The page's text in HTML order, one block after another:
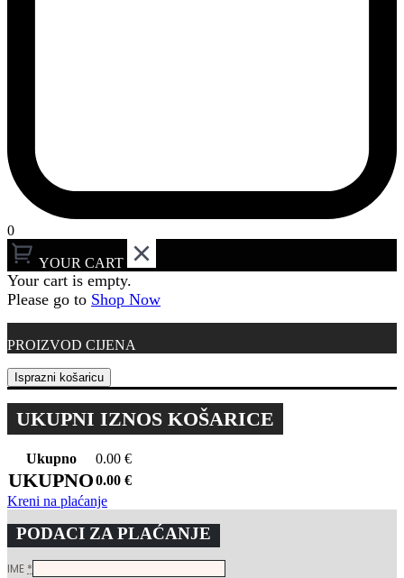
0
YOUR CART
Your cart is empty.
Please go to Shop Now
PROIZVOD CIJENA
Isprazni košaricu
UKUPNI IZNOS KOŠARICE
Ukupno 0.00 €
UKUPNO0.00 €
Kreni na plaćanje
PODACI ZA PLAĆANJE
IME *